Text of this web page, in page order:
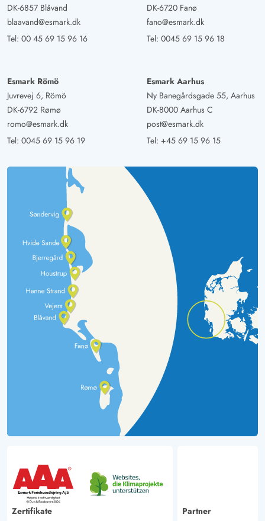
DK-6857 Blåvand
blaavand@esmark.dk
Tel: 00 45 69 15 96 16
DK-6720 Fanø
fano@esmark.dk
Tel: 0045 69 15 96 18
Esmark Römö
Juvrevej 6, Römö
DK-6792 Rømø
romo@esmark.dk
Tel: 0045 69 15 96 19
Esmark Aarhus
Ny Banegårdsgade 55, Aarhus
DK-8000 Aarhus C
post@esmark.dk
Tel: +45 69 15 96 15
Zertifikate Partner